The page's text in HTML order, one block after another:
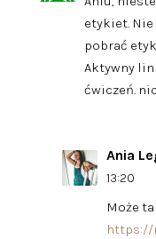
etykiet.
pobrać
Aktywny
ćwiczeń.
Ania
13:20
Może
https://